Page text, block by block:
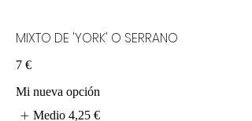
MIXTO DE 'YORK' O SERRANO
7 €
Mi nueva opción
Medio 4,25 €